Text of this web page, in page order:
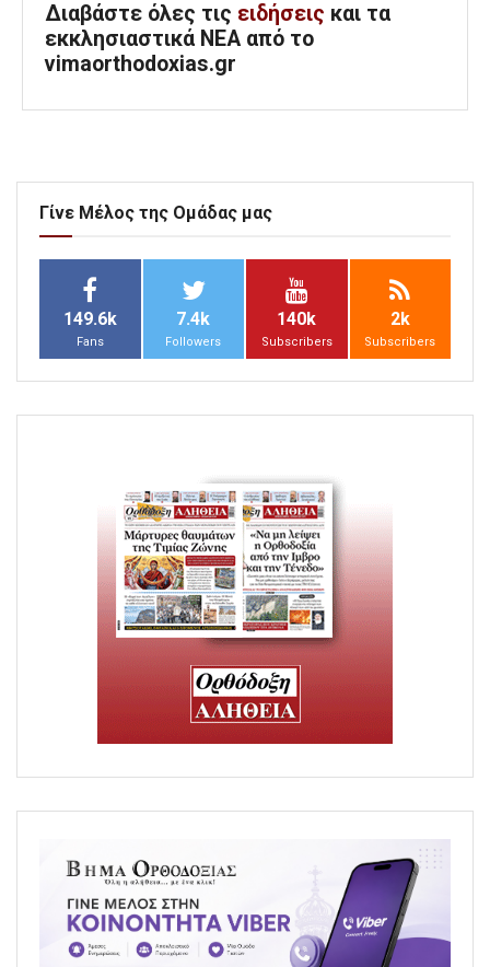
Διαβάστε όλες τις ειδήσεις και τα
εκκλησιαστικά ΝΕΑ από το
vimaorthodoxias.gr
Γίνε Μέλος της Ομάδας μας
149.6k
Fans
7.4k
Followers
140k
Subscribers
2k
Subscribers